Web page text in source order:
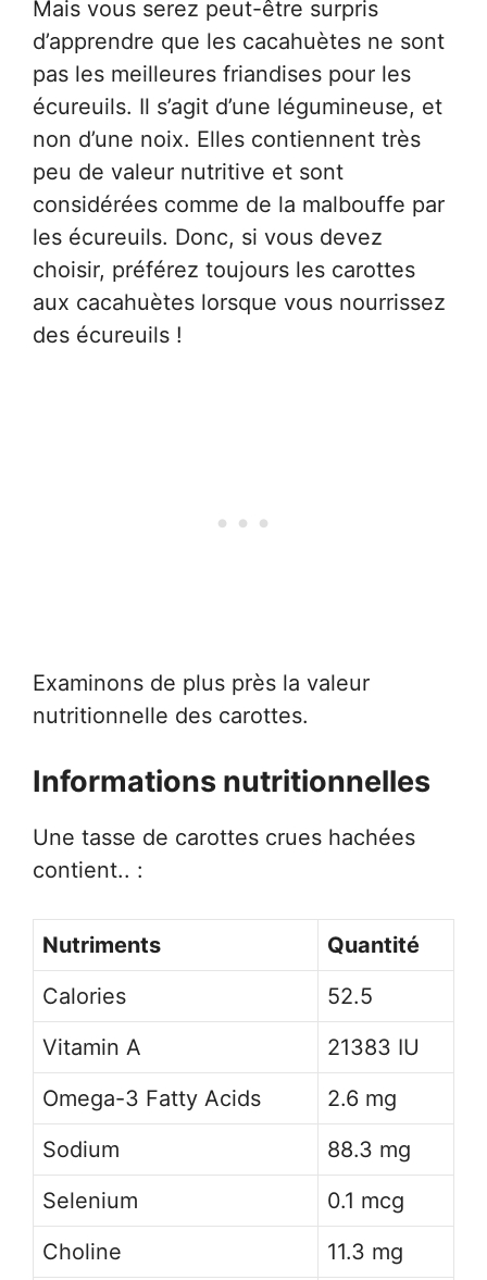
Mais vous serez peut-être surpris
d’apprendre que les cacahuètes ne sont
pas les meilleures friandises pour les
écureuils. Il s’agit d’une légumineuse, et
non d’une noix. Elles contiennent très
peu de valeur nutritive et sont
considérées comme de la malbouffe par
les écureuils. Donc, si vous devez
choisir, préférez toujours les carottes
aux cacahuètes lorsque vous nourrissez
des écureuils !
Examinons de plus près la valeur
nutritionnelle des carottes.
Informations nutritionnelles
Une tasse de carottes crues hachées
contient.. :
Nutriments
Quantité
Calories
52.5
Vitamin A
21383 IU
Omega-3 Fatty Acids
2.6 mg
Sodium
88.3 mg
Selenium
0.1 mcg
Choline
11.3 mg